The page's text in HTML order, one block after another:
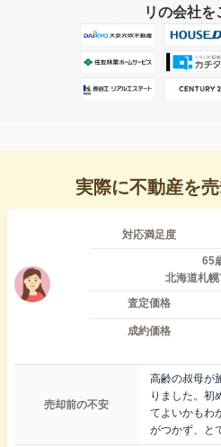
リの会社を
実際に不動産を
対応満足度
65
北海道札
査定価格
成約価格
売却前の不安
高齢の叔母が
りました。初
てよいかもわ
がつかず、と